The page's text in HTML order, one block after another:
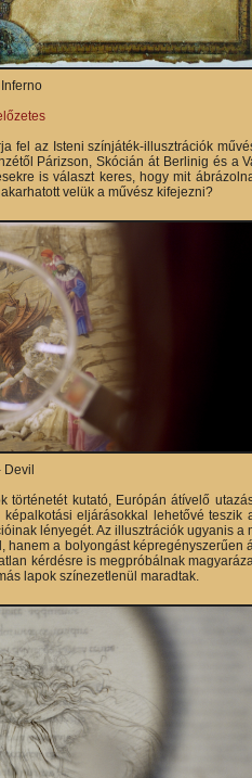
fel az Isteni színjáték-illusztrációk
Párizson, Skócián át Berlinig és a
is választ keres, hogy mit
velük a művész kifejezni?
Devil
kutató, Európán átívelő
eljárásokkal lehetővé teszik
lényegét. Az illusztrációk ugyanis a
a bolyongást képregényszerűen
kérdésre is megpróbálnak
lapok színezetlenül maradtak.